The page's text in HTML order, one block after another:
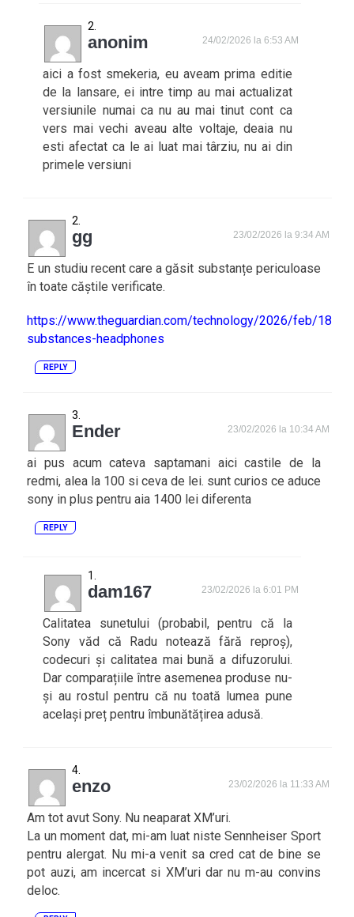
anonim 24/02/2026 la 6:53 AM
aici a fost smekeria, eu aveam prima editie
de la lansare, ei intre timp au mai actualizat
versiunile numai ca nu au mai tinut cont ca
vers mai vechi aveau alte voltaje, deaia nu
esti afectat ca le ai luat mai târziu, nu ai din
primele versiuni
gg 23/02/2026 la 9:34 AM
E un studiu recent care a găsit substanțe periculoase
în toate căștile verificate.
https://www.theguardian.com/technology/2026/feb/18/
substances-headphones
REPLY
Ender 23/02/2026 la 10:34 AM
ai pus acum cateva saptamani aici castile de la
redmi, alea la 100 si ceva de lei. sunt curios ce aduce
sony in plus pentru aia 1400 lei diferenta
REPLY
dam167 23/02/2026 la 6:01 PM
Calitatea sunetului (probabil, pentru că la
Sony văd că Radu notează fără reproș),
codecuri și calitatea mai bună a difuzorului.
Dar comparațiile între asemenea produse nu-
și au rostul pentru că nu toată lumea pune
același preț pentru îmbunătățirea adusă.
enzo 23/02/2026 la 11:33 AM
Am tot avut Sony. Nu neaparat XM’uri.
La un moment dat, mi-am luat niste Sennheiser Sport
pentru alergat. Nu mi-a venit sa cred cat de bine se
pot auzi, am incercat si XM’uri dar nu m-au convins
deloc.